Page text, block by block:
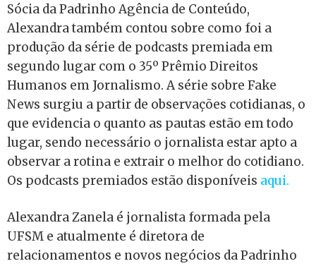
Sócia da Padrinho Agência de Conteúdo,
Alexandra também contou sobre como foi a
produção da série de podcasts premiada em
segundo lugar com o 35º Prêmio Direitos
Humanos em Jornalismo. A série sobre Fake
News surgiu a partir de observações cotidianas, o
que evidencia o quanto as pautas estão em todo
lugar, sendo necessário o jornalista estar apto a
observar a rotina e extrair o melhor do cotidiano.
Os podcasts premiados estão disponíveis aqui.
Alexandra Zanela é jornalista formada pela
UFSM e atualmente é diretora de
relacionamentos e novos negócios da Padrinho